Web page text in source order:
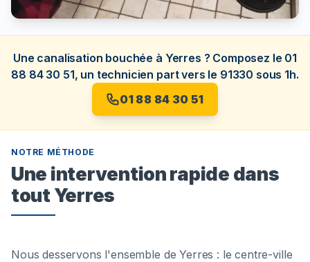
Une canalisation bouchée à Yerres ? Composez le 01
88 84 30 51, un technicien part vers le 91330 sous 1h.
01 88 84 30 51
NOTRE MÉTHODE
Une intervention rapide dans
tout Yerres
Nous desservons l'ensemble de Yerres : le centre-ville